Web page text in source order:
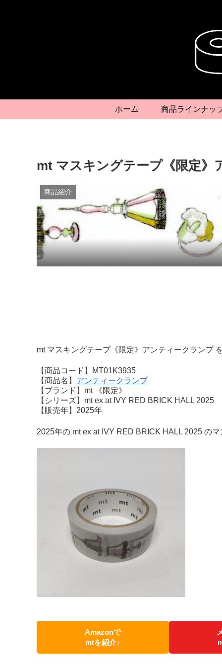
ホーム 商品ラインナッ
mt マスキングテープ《限定》
商品紹介
mt マスキングテープ《限定》アンティークランプ
【商品コード】MT01K3935
【商品名】 アンティークランプ
【ブランド】mt 《限定》
【シリーズ】mt ex at IVY RED BRICK HALL 2025
【販売年】2025年
2025年の mt ex at IVY RED BRICK HALL 2025 の
Amazonで
mtを紹介♪